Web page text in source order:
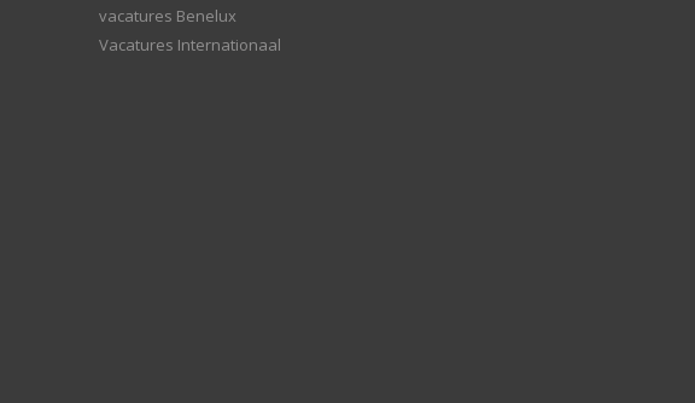
vacatures Benelux
Vacatures Internationaal